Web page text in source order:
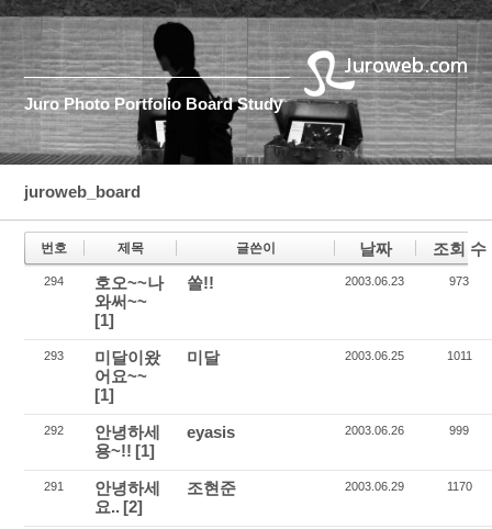
Juro Photo Portfolio Board Study
juroweb_board
번호 제목 글쓴이 날짜 조회 수
294
호오~~나
와써~~
[1]
쏠!! 2003.06.23 973
293
미달이왔
어요~~
[1]
미달 2003.06.25 1011
292
안녕하세
용~!! [1]
eyasis 2003.06.26 999
291
안녕하세
요.. [2]
조현준 2003.06.29 1170